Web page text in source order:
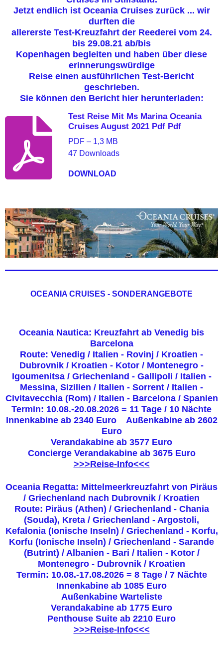
Jetzt endlich ist Oceania Cruises zurück ... wir
durften die
allererste Test-Kreuzfahrt der Reederei vom 24.
bis 29.08.21 ab/bis
Kopenhagen begleiten und haben über diese
erinnerungswürdige
Reise einen ausführlichen Test-Bericht
geschrieben.
Sie können den Bericht hier herunterladen:
Test Reise Mit Ms Marina Oceania
Cruises August 2021 Pdf Pdf
PDF – 1,3 MB
47 Downloads
DOWNLOAD
OCEANIA CRUISES - SONDERANGEBOTE
Oceania Nautica: Kreuzfahrt ab Venedig bis
Barcelona
Route: Venedig / Italien - Rovinj / Kroatien -
Dubrovnik / Kroatien - Kotor / Montenegro -
Igoumenitsa / Griechenland - Gallipoli / Italien -
Messina, Sizilien / Italien - Sorrent / Italien -
Civitavecchia (Rom) / Italien - Barcelona / Spanien
Termin: 10.08.-20.08.2026 = 11 Tage / 10 Nächte
Innenkabine ab 2340 Euro Außenkabine ab 2602
Euro
Verandakabine ab 3577 Euro
Concierge Verandakabine ab 3675 Euro
>>>Reise-Info<<<
Oceania Regatta: Mittelmeerkreuzfahrt von Piräus
/ Griechenland nach Dubrovnik / Kroatien
Route: Piräus (Athen) / Griechenland - Chania
(Souda), Kreta / Griechenland - Argostoli,
Kefalonia (Ionische Inseln) / Griechenland - Korfu,
Korfu (Ionische Inseln) / Griechenland - Sarande
(Butrint) / Albanien - Bari / Italien - Kotor /
Montenegro - Dubrovnik / Kroatien
Termin: 10.08.-17.08.2026 = 8 Tage / 7 Nächte
Innenkabine ab 1085 Euro
Außenkabine Warteliste
Verandakabine ab 1775 Euro
Penthouse Suite ab 2210 Euro
>>>Reise-Info<<<